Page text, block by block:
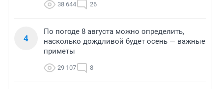
38 644 26
4
По погоде 8 августа можно определить,
насколько дождливой будет осень — важные
приметы
29 107 8